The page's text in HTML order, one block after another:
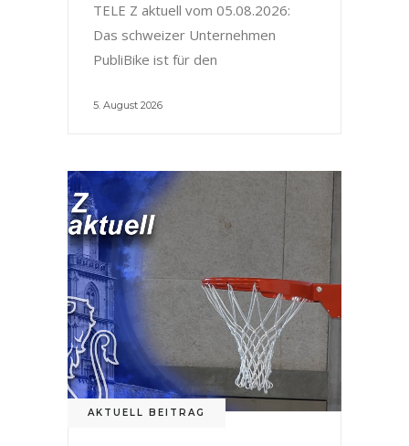
TELE Z aktuell vom 05.08.2026:
Das schweizer Unternehmen
PubliBike ist für den
5. August 2026
AKTUELL BEITRAG